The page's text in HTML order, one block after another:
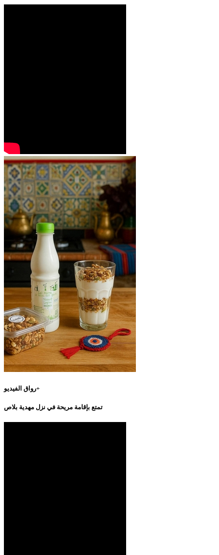
رواق الفيديو+
تمتع بإقامة مريحة في نزل مهدية بلاص